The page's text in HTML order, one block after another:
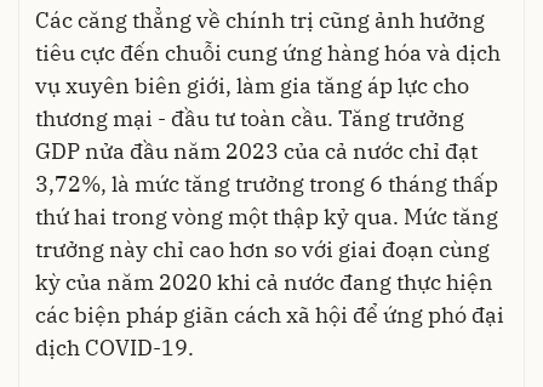
Các căng thẳng về chính trị cũng ảnh hưởng
tiêu cực đến chuỗi cung ứng hàng hóa và dịch
vụ xuyên biên giới, làm gia tăng áp lực cho
thương mại - đầu tư toàn cầu. Tăng trưởng
GDP nửa đầu năm 2023 của cả nước chỉ đạt
3,72%, là mức tăng trưởng trong 6 tháng thấp
thứ hai trong vòng một thập kỷ qua. Mức tăng
trưởng này chỉ cao hơn so với giai đoạn cùng
kỳ của năm 2020 khi cả nước đang thực hiện
các biện pháp giãn cách xã hội để ứng phó đại
dịch COVID-19.